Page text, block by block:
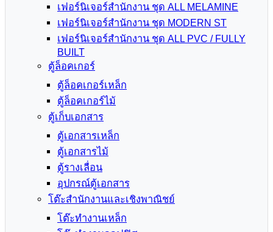
เฟอร์นิเจอร์สำนักงาน ชุด ALL MELAMINE
เฟอร์นิเจอร์สำนักงาน ชุด MODERN ST
เฟอร์นิเจอร์สำนักงาน ชุด ALL PVC / FULLY
BUILT
ตู้ล็อคเกอร์
ตู้ล็อคเกอร์เหล็ก
ตู้ล็อคเกอร์ไม้
ตู้เก็บเอกสาร
ตู้เอกสารเหล็ก
ตู้เอกสารไม้
ตู้รางเลื่อน
อุปกรณ์ตู้เอกสาร
โต๊ะสำนักงานและเชิงพาณิชย์
โต๊ะทำงานเหล็ก